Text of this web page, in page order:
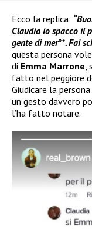
Ecco la replica:
Claudia io spacco il
gente di mer**. Fai
questa persona
di Emma Marrone,
fatto nel peggiore
Giudicare la
un gesto davvero
l’ha fatto notare.